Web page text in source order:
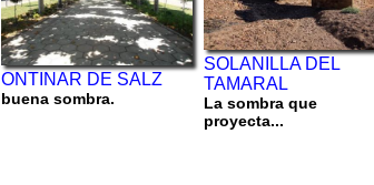
ONTINAR DE SALZ
buena sombra.
SOLANILLA DEL
TAMARAL
La sombra que
proyecta...